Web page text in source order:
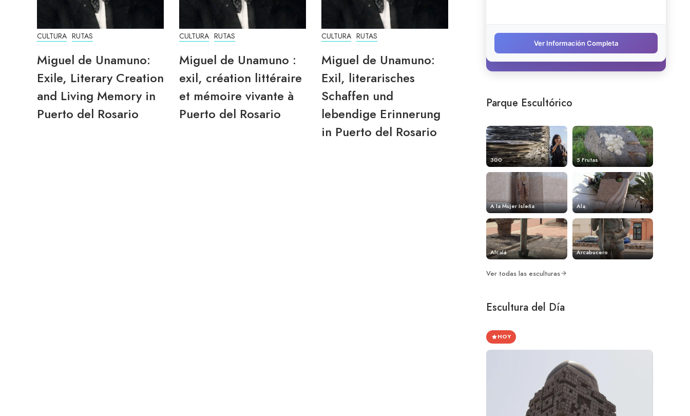
CULTURA RUTAS
Miguel de Unamuno:
Exile, Literary Creation
and Living Memory in
Puerto del Rosario
CULTURA RUTAS
Miguel de Unamuno :
exil, création littéraire
et mémoire vivante à
Puerto del Rosario
CULTURA RUTAS
Miguel de Unamuno:
Exil, literarisches
Schaffen und
lebendige Erinnerung
in Puerto del Rosario
Parque Escultórico
300 5 Frutas
A la Mujer Isleña Ala
Alcalá Arcabucero
Ver todas las esculturas
Escultura del Día
HOY